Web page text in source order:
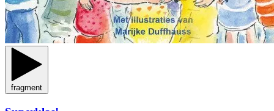
fragment